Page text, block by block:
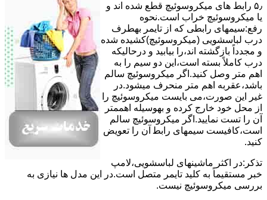
۵٫ رابط های ﻣﯿﮑﺮوﺳﻮﺋﯿﭻ ﻗﻄﻊ شده اند و
ﯾﺎ ﻣﯿﮑﺮوﺳﻮﺋﯿﭻ ﺧﺮاب اﺳﺖ.نحوه
رفع:سیمهای راﺑﻄﯽ ﮐﻪ از ﺗﺎﯾﻤﺮ بهطرف
درب لباسشویی (ﻣﯿﮑﺮوﺳﻮﺋﯿﭻ)کشیده شده
و مجدداً بازگشته اند،را ﺑﯿﺎﺑﯿﺪ و درحالیکه
درب کاملاً ﺑﺴﺘﻪ اﺳﺖ،اﯾﻦ دو ﺳﯿﻢ را ﺑﻪ
اﻫﻢ ﻣﺘﺮ وصل کنید.اﮔﺮ ﻣﯿﮑﺮوﺳﻮﺋﯿﭻ ﺳﺎﻟﻢ
ﺑﺎﺷﺪ،ﻋﻘﺮﺑﻪ اهم متر ﻣﻨﺤﺮف میشود.در
ﻏﯿﺮ اﯾﻦ ﺻﻮرت،می بایست ﻣﯿﮑﺮوﺳﻮﺋﯿﭻ را
از ﻣﺤﻞ خود ﺧﺎرج کرده و بهوسیله اهممتر
آن را ﺗﺴﺖ ﻧﻤﺎﯾﯿﺪ.اﮔﺮ ﻣﯿﮑﺮوﺳﻮﺋﯿﭻ ﺳﺎﻟﻢ
اﺳﺖ،ﮐﺎﻓﯿﺴﺖ سیمهای راﺑﻄ آن را ﺗﻌﻮﯾﺾ
کنید.
ﺗﺬﮐﺮ:در اﮐﺜﺮ ماشینهای لباسشویی،ﻻﻣﭗ
ﺧﺒﺮ مستقیماً ﺑﻪ ﮐﻠﯿﺪ ﺗﺎﯾﻤﺮ ﻣﺘﺼﻞ اﺳﺖ.در اﯾﻦ مدل ها ﻧﯿﺎزی ﺑﻪ
بررسی ﻣﯿﮑﺮوﺳﻮﺋﯿﭻ نیست.